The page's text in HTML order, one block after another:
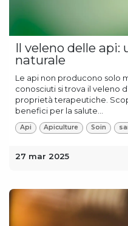
Il veleno delle
naturale
Le api non producono solo
conosciuti si trova il veleno
proprietà terapeutiche.
benefici per la salute...
Api Apiculture Soin
27 mar 2025